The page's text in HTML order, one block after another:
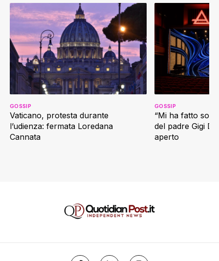
Vaticano, protesta durante
l’udienza: fermata Loredana
Cannata
GOSSIP
“Mi ha fatto
del padre Gigi
aperto
GOSSIP